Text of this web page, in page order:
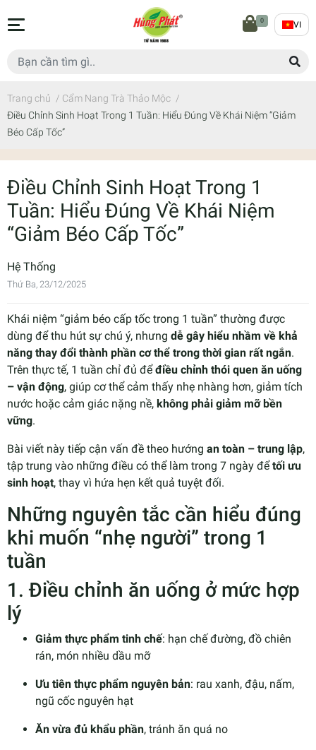
0 VI
Trang chủ / Cẩm Nang Trà Thảo Mộc /
Điều Chỉnh Sinh Hoạt Trong 1 Tuần: Hiểu Đúng Về Khái Niệm “Giảm
Béo Cấp Tốc”
Điều Chỉnh Sinh Hoạt Trong 1
Tuần: Hiểu Đúng Về Khái Niệm
“Giảm Béo Cấp Tốc”
Hệ Thống
Thứ Ba, 23/12/2025
Khái niệm “giảm béo cấp tốc trong 1 tuần” thường được
dùng để thu hút sự chú ý, nhưng dễ gây hiểu nhầm về khả
năng thay đổi thành phần cơ thể trong thời gian rất ngắn.
Trên thực tế, 1 tuần chỉ đủ đểđiều chỉnh thói quen ăn uống
– vận động, giúp cơ thể cảm thấy nhẹ nhàng hơn, giảm tích
nước hoặc cảm giác nặng nề, không phải giảm mỡ bền
vững.
Bài viết này tiếp cận vấn đề theo hướng an toàn – trung lập,
tập trung vào những điều có thể làm trong 7 ngày đểtối ưu
sinh hoạt, thay vì hứa hẹn kết quả tuyệt đối.
Những nguyên tắc cần hiểu đúng
khi muốn “nhẹ người” trong 1
tuần
1. Điều chỉnh ăn uống ở mức hợp
lý
Giảm thực phẩm tinh chế: hạn chế đường, đồ chiên
rán, món nhiều dầu mỡ
Ưu tiên thực phẩm nguyên bản: rau xanh, đậu, nấm,
ngũ cốc nguyên hạt
Ăn vừa đủ khẩu phần, tránh ăn quá no